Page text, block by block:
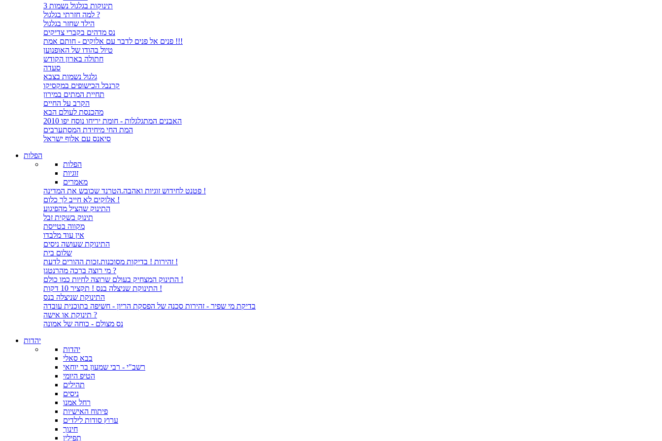
3 תינוקות בגלגול נשמות
למה חזרתי בגלגול ?
הילד שחזר בגלגול
נס מדהים בקברי צדיקים
פנים אל פנים לדבר עם אלוקים - חותם אמת !!!
טיול בהודו של האופנוען
חתולה בארון הקודש
סעדה
גלגול נשמות בצבא
קרנבל הכישופים במקסיקו
תחיית המתים במירון
הקרב על החיים
מהכנסת לעולם הבא
האבנים המתגלגלות - חומת יריחו נוסח יפו 2010
המת החי מיחידת המסתערבים
סיאנס עם אלוף ישראל
הפלות
הפלות
זוגיות
מאמרים
פטנט לחידוש זוגיות ואהבה.הטרנד שכובש את המדינה !
אלוקים לא חייב לך כלום !
התינוק שהציל מהפיגוע
תינוק בשקית זבל
מקווה בטייסת
אין עוד מלבדו
התינוקת שעושה ניסים
שלום בית
זהירות ! בדיקות מסוכנות.זכות ההורים לדעת !
מי רוצה ברכה מהרנטגן ?
התינוק המצחיק בעולם שרוצה לחיות כמו כולם !
התינוקת שניצלה בנס ! תקציר 10 דקות !
התינוקת שניצלה בנס
בדיקת מי שפיר - זהירות סכנה של הפסקת הריון - חשיפה בתוכנית עובדה
תינוקת או אישה ?
נס מצולם - כוחה של אמונה
יהדות
יהדות
בבא סאלי
רשב"י - רבי שמעון בר יוחאי
הטיפ היומי
תהילים
ניסים
רחל אמנו
פיתוח האישיות
ערוץ סודות לילדים
חינוך
תפילין